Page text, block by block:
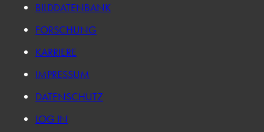
BILDDATENBANK
FORSCHUNG
KARRIERE
IMPRESSUM
DATENSCHUTZ
LOG IN